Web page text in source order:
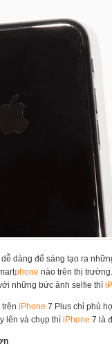
dàng để sáng tạo ra
phone nào trên thị
những bức ảnh selfie thì i
trên i Phone 7 Plus chỉ phù
lên và chụp thì i Phone 7 là